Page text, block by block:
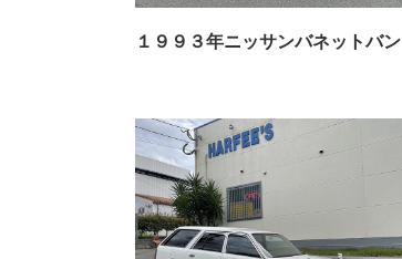
１９９３年ニッサンバネットバン